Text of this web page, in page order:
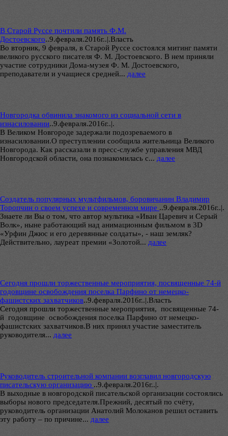
В Старой Руссе почтили память Ф.М.
Достоевского..9.февраля.2016г..|.Власть
Во вторник, 9 февраля, в Старой Руссе состоялся митинг памяти
великого русского писателя Ф. М. Достоевского. В нем приняли
участие сотрудники Дома-музея Ф. М. Достоевского,
преподаватели и учащиеся средней... далее
Новгородка обвинила знакомого из социальной сети в
изнасиловании..9.февраля.2016г..|.
В Великом Новгороде задержали подозреваемого в
изнасиловании.О преступлении сообщила жительница Великого
Новгорода. Как рассказали в пресс-службе управления МВД
Новгородской области, она познакомилась с... далее
Создатель популярных мультфильмов, боровичанин Владимир
Торопчин о своем успехе и современном мире ..9.февраля.2016г..|.
Знаете ли Вы о том, что автор мультика «Иван Царевич и Серый
Волк», ныне работающий над анимационным фильмом в 3D
«Урфин Джюс и его деревянные солдаты», - наш земляк?
Действительно, лауреат премии «Золотой... далее
Сегодня прошли торжественные мероприятия, посвященные 74-й
годовщине освобождения поселка Парфино от немецко-
фашистских захватчиков..9.февраля.2016г..|.Власть
Сегодня прошли торжественные мероприятия, посвященные 74-
й годовщине освобождения поселка Парфино от немецко-
фашистских захватчиков.В них принял участие заместитель
руководителя... далее
Руководитель строительной компании возглавил новгородскую
писательскую организацию ..9.февраля.2016г..|.
В выходные в новгородской писательской организации состоялись
выборы нового председателя.Прежний, десятый по счёту,
руководитель организации Анатолий Молоканов решил оставить
эту работу – по причине... далее